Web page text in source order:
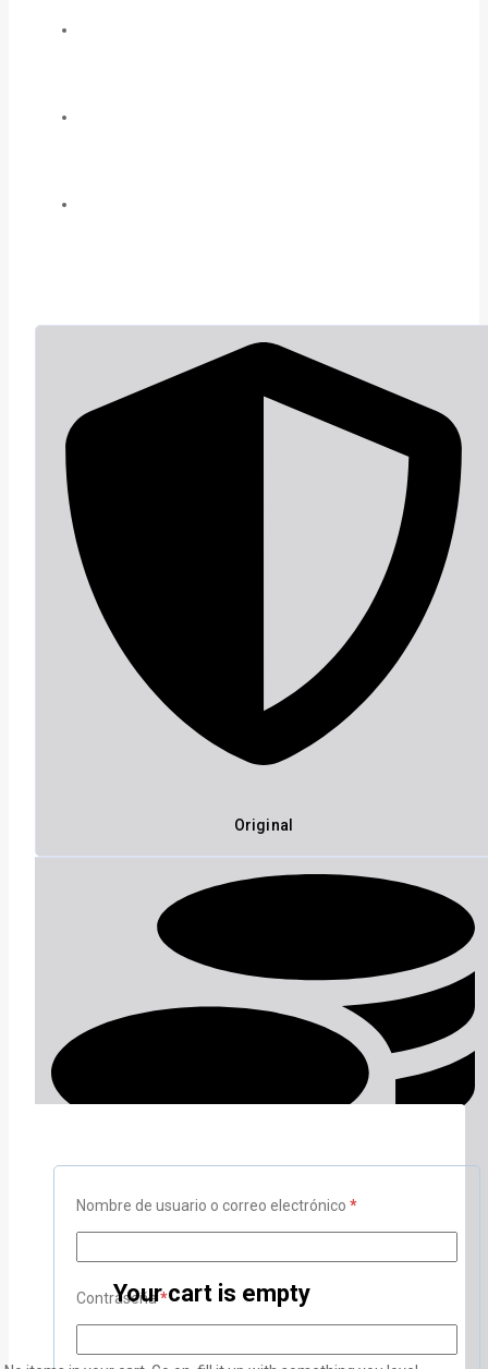
Original
Mejor Precio
Nombre de usuario o correo electrónico *Obligatorio
Contraseña*Obligatorio
Your cart is empty